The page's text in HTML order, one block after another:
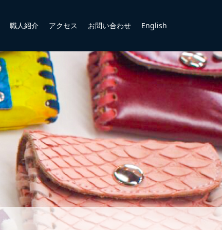
職人紹介 アクセス お問い合わせ English